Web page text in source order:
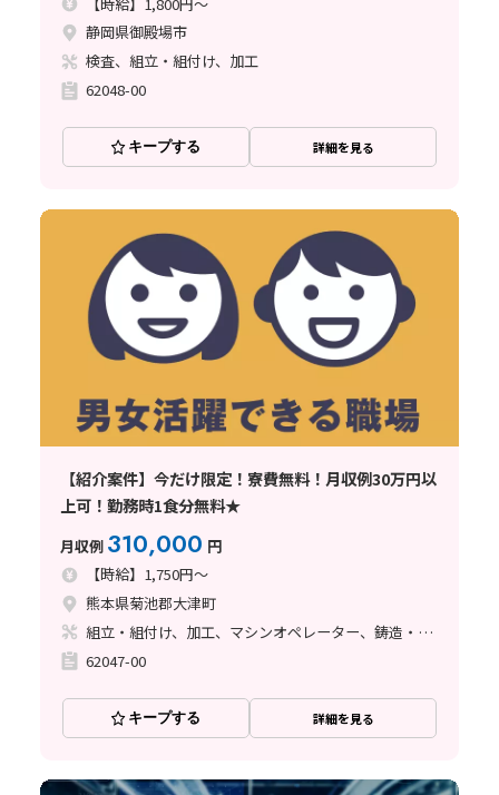
静岡県御殿場市
検査、組立・組付け、加工
62048-00
キープする 詳細を見る
【紹介案件】今だけ限定！寮費無料！月収例30万円以
上可！勤務時1食分無料★
月収例 310,000 円
【時給】1,750円～
熊本県菊池郡大津町
組立・組付け、加工、マシンオペレーター、鋳造・鍛造
62047-00
キープする 詳細を見る